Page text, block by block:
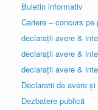
Buletin informativ
Cariere – concurs
declarații avere &
declarații avere &
declarații avere &
Declaratii de avere
Dezbatere publică